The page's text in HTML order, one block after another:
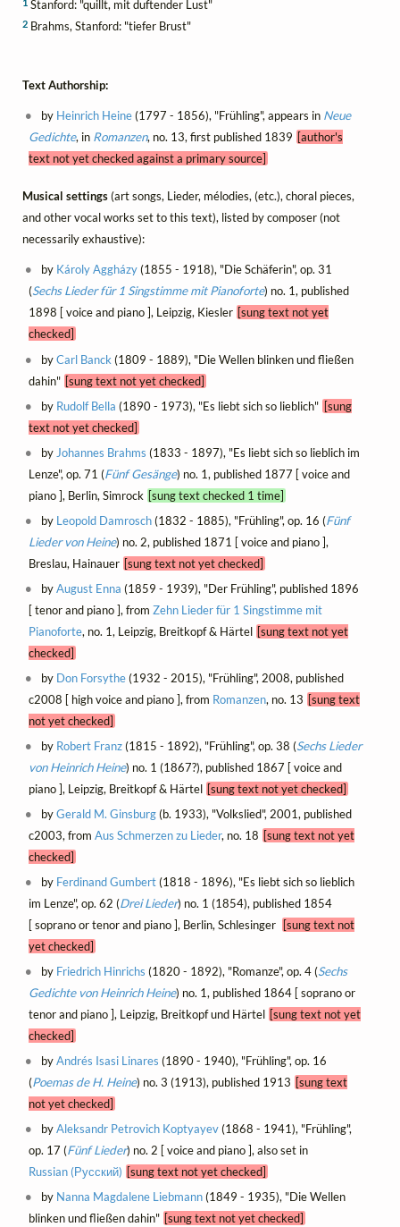
Stanford: "quillt, mit duftender Lust"
2 Brahms, Stanford: "tiefer Brust"
Text Authorship:
by Heinrich Heine(1797 - 1856), "Frühling", appears in Neue
Gedichte, in Romanzen, no. 13, first published 1839 [author's
text not yet checked against a primary source]
Musical settings(art songs, Lieder, mélodies, (etc.), choral pieces,
and other vocal works set to this text), listed by composer (not
necessarily exhaustive):
by Károly Aggházy(1855 - 1918), "Die Schäferin", op. 31
(Sechs Lieder für 1 Singstimme mit Pianoforte) no. 1, published
1898 [ voice and piano ], Leipzig, Kiesler [sung text not yet
checked]
byCarl Banck (1809 - 1889), "Die Wellen blinken und fließen
dahin" [sung text not yet checked]
by Rudolf Bella (1890 - 1973), "Es liebt sich so lieblich"[sung
text not yet checked]
by Johannes Brahms (1833 - 1897), "Es liebt sich so lieblich im
Lenze", op. 71 (Fünf Gesänge) no. 1, published 1877 [ voice and
piano ], Berlin, Simrock [sung text checked 1 time]
by Leopold Damrosch(1832 - 1885), "Frühling", op. 16 (Fünf
Lieder von Heine) no. 2, published 1871 [ voice and piano ],
Breslau, Hainauer [sung text not yet checked]
byAugust Enna (1859 - 1939), "Der Frühling", published 1896
[ tenor and piano ], from Zehn Lieder für 1 Singstimme mit
Pianoforte, no. 1, Leipzig, Breitkopf & Härtel [sung text not yet
checked]
by Don Forsythe(1932 - 2015), "Frühling", 2008, published
c2008 [ high voice and piano ], from Romanzen, no. 13 [sung text
not yet checked]
by Robert Franz(1815 - 1892), "Frühling", op. 38 (Sechs Lieder
von Heinrich Heine) no. 1 (1867?), published 1867 [ voice and
piano ], Leipzig, Breitkopf & Härtel [sung text not yet checked]
byGerald M. Ginsburg(b. 1933), "Volkslied", 2001, published
c2003, from Aus Schmerzen zu Lieder, no. 18 [sung text not yet
checked]
by Ferdinand Gumbert(1818 - 1896), "Es liebt sich so lieblich
im Lenze", op. 62 (Drei Lieder) no. 1 (1854), published 1854
[ soprano or tenor and piano ], Berlin, Schlesinger
[sung text not
yet checked]
by Friedrich Hinrichs (1820 - 1892), "Romanze", op. 4 (Sechs
Gedichte von Heinrich Heine) no. 1, published 1864 [ soprano or
tenor and piano ], Leipzig, Breitkopf und Härtel [sung text not yet
checked]
byAndrés Isasi Linares (1890 - 1940), "Frühling", op. 16
(Poemas de H. Heine) no. 3 (1913), published 1913 [sung text
not yet checked]
byAleksandr Petrovich Koptyayev(1868 - 1941), "Frühling",
op. 17 (Fünf Lieder) no. 2 [ voice and piano ], also set in
Russian (Русский) [sung text not yet checked]
by Nanna Magdalene Liebmann(1849 - 1935), "Die Wellen
blinken und fließen dahin" [sung text not yet checked]